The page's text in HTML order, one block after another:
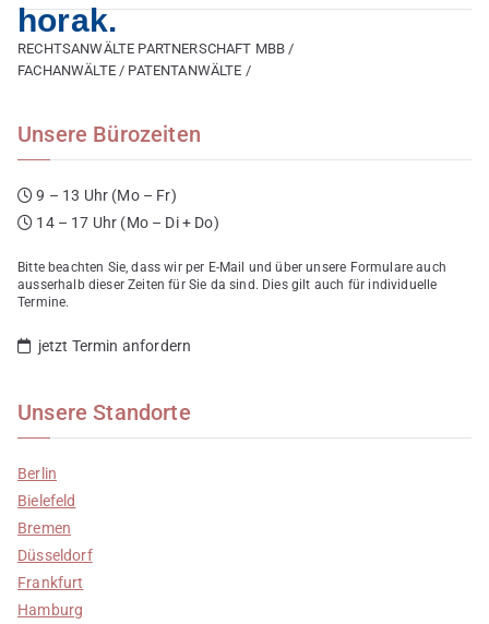
horak.
RECHTSANWÄLTE PARTNERSCHAFT MBB /
FACHANWÄLTE / PATENTANWÄLTE /
Unsere Bürozeiten
9 – 13 Uhr (Mo – Fr)
14 – 17 Uhr (Mo – Di + Do)
Bitte beachten Sie, dass wir per E-Mail und über unsere Formulare auch
ausserhalb dieser Zeiten für Sie da sind. Dies gilt auch für individuelle
Termine.
jetzt Termin anfordern
Unsere Standorte
Berlin
Bielefeld
Bremen
Düsseldorf
Frankfurt
Hamburg